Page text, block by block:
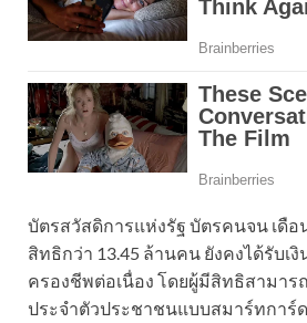
บัตรสวัสดิการแห่งรัฐ บัตรคนจน เดื
สิทธิกว่า 13.45 ล้านคน ยังคงได้รับเ
ครองชีพต่อเนื่อง โดยผู้มีสิทธิสามาร
ประจำตัวประชาชนแบบสมาร์ทการ์